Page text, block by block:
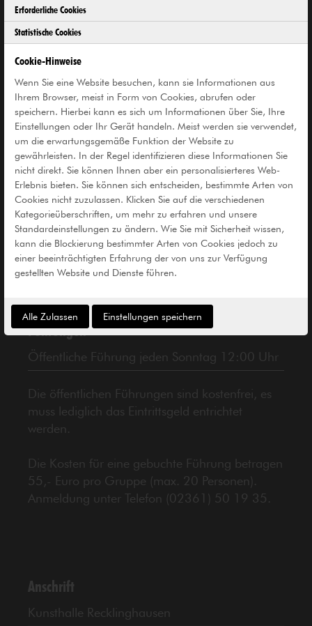
Normal 5 €
Kinder unter 14 Jahren frei
Samstags Pay-what-you-want
* Schüler*innen, Auszubildende, Studierende,
Gruppen ab 10 Personen, Inhaber*innen des
Recklinghausen Passes bzw. ein entsprechender
Ausweis anderer Gemeinden, Inhaber*innen
der Ehrenamtskarte NRW bzw. der Jubiläums-
Ehrenamtskarte NRW
Die Kunsthalle ist barrierefrei zugänglich.
Führungen
Öffentliche Führung jeden Sonntag 12:00 Uhr
Die öffentlichen Führungen sind kostenfrei, es
muss lediglich das Eintrittsgeld entrichtet
werden.
Die Kosten für eine gebuchte Führung betragen
55,- Euro pro Gruppe (max. 20 Personen).
Anmeldung unter Telefon (02361) 50 19 35.
Anschrift
Kunsthalle Recklinghausen
Erforderliche Cookies
Statistische Cookies
Cookie-Hinweise
Wenn Sie eine Website besuchen, kann sie Informationen aus
Ihrem Browser, meist in Form von Cookies, abrufen oder
speichern. Hierbei kann es sich um Informationen über Sie, Ihre
Einstellungen oder Ihr Gerät handeln. Meist werden sie verwendet,
um die erwartungsgemäße Funktion der Website zu
gewährleisten. In der Regel identifizieren diese Informationen Sie
nicht direkt. Sie können Ihnen aber ein personalisierteres Web-
Erlebnis bieten. Sie können sich entscheiden, bestimmte Arten von
Cookies nicht zuzulassen. Klicken Sie auf die verschiedenen
Kategorieüberschriften, um mehr zu erfahren und unsere
Standardeinstellungen zu ändern. Wie Sie mit Sicherheit wissen,
kann die Blockierung bestimmter Arten von Cookies jedoch zu
einer beeinträchtigten Erfahrung der von uns zur Verfügung
gestellten Website und Dienste führen.
Alle Zulassen Einstellungen speichern